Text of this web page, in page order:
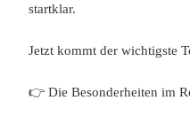
startklar.
Jetzt kommt der wichtigste
👉 Die Besonderheiten im